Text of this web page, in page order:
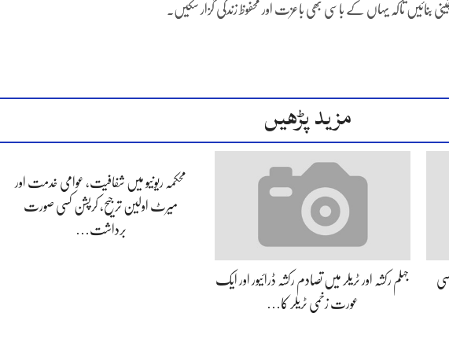
بنائیں تاکہ یہاں کے باسی بھی باعزت اور محفوظ زندگی گزار سکیں۔
مزید پڑھیں
جنسی
جہلم رکشہ اور ٹریلر میں تصادم رکشہ ڈرائیور اور ایک
عورت زخمی ٹریلر کا…
محکمہ ریونیو میں شفافیت، عوامی خدمت اور
میرٹ اولین ترجیح، کرپشن کسی صورت
برداشت…